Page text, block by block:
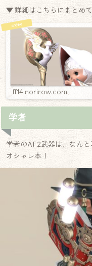
▼ 詳細はこちらにまとめて
ff14.norirow.com
学者
学者のAF2武器は、なん
オシャレ本！